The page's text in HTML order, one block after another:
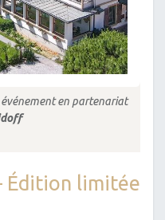
en partenariat
Édition limitée